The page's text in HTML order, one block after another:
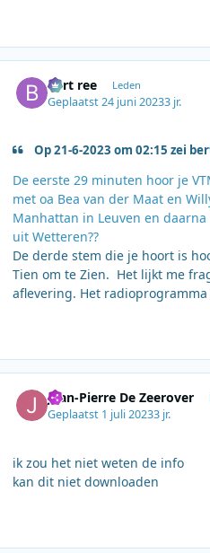
bert ree Leden
Geplaatst24 juni 20233 jr.
Op 21-6-2023 om 02:15 zei
De eerste 29 minuten hoor je
met oa Bea van der Maat en
Manhattan in Leuven en
uit Wetteren??
De derde stem die je hoort is
Tien om te Zien. Het lijkt me
aflevering. Het
Jean-Pierre De Zeerover
Geplaatst 1 juli 20233 jr.
ik zou het niet weten de info
kan dit niet downloaden